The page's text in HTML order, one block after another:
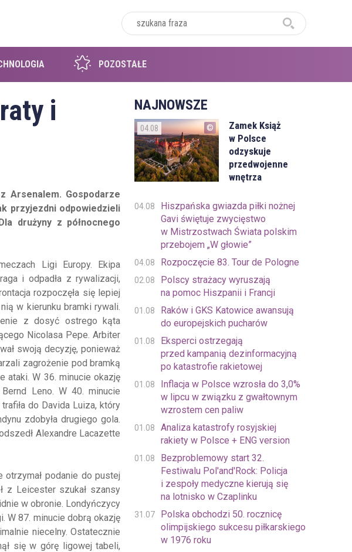
POZOSTAŁE
i
Arsenalem. Gospodarze
przyjezdni odpowiedzieli
drużyny z północnego
Ligi Europy. Ekipa
i odpadła z rywalizacji,
rozpoczęła się lepiej
w kierunku bramki rywali.
z dosyć ostrego kąta
Nicolasa Pepe. Arbiter
swoją decyzję, ponieważ
zagrożenie pod bramką
ataki. W 36. minucie okazję
Leno. W 40. minucie
do Davida Luiza, który
zdobyła drugiego gola.
Alexandre Lacazette
podanie do pustej
z Leicester szukał szansy
w obronie. Londyńczycy
W 87. minucie dobrą okazję
niecelny. Ostatecznie
się w górę ligowej tabeli,
NAJNOWSZE
04.08
Zamek Książ
w Polsce
odzyskuje
przedwojenne
wnętrza
04.08
Hiszpańska gwiazda piłki nożnej
Gavi świętuje zwycięstwo
w Mistrzostwach Świata polskim
przebojem „W głowie”
04.08 Rozpoczęcie 83. Tour de Pologne
02.08
Polscy strażacy wyruszają
na pomoc Hiszpanii i Francji
01.08
Raków i GKS Katowice awansują
do europejskich pucharów
01.08
Eksperci ostrzegają
przed kampanią dezinformacyjną
po katastrofie rakietowej
01.08
Inflacja w Polsce wzrosła do 3,0%
w lipcu w związku z gwałtownym
wzrostem cen paliw
01.08
Analiza katastrofy rosyjskiej
rakiety w Polsce + ENG version
01.08
Bezproblemowy start 32.
Festiwalu Pol'and'Rock: Policja
i zespoły medyczne kierują się
na lotnisko w Czaplinku
31.07
Polska obchodzi 50. rocznicę
olimpijskiego sukcesu piłkarskiego
w 1976 roku